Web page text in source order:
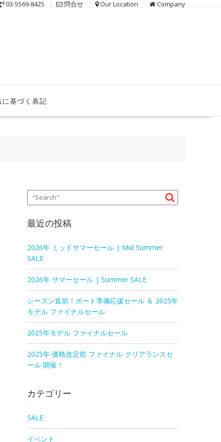
03-5569-8425 問合せ Our Location Company
基づく表記
最近の投稿
2026年 ミッドサマーセール | Mid Summer
SALE
2026年 サマーセール | Summer SALE
シーズン直前！ボート準備応援セール ＆ 2025年
モデル ファイナルセール
2025年モデル ファイナルセール
2025年 価格改定前 ファイナル クリアランスセ
ール 開催！
カテゴリー
SALE
イベント